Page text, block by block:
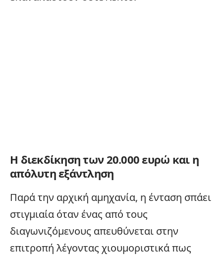
Η διεκδίκηση των 20.000 ευρώ και η
απόλυτη εξάντληση
Παρά την αρχική αμηχανία, η ένταση σπάει
στιγμιαία όταν ένας από τους
διαγωνιζόμενους απευθύνεται στην
επιτροπή λέγοντας χιουμοριστικά πως